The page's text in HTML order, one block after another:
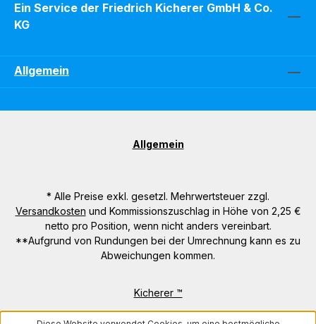
Ein Service der Friedrich Kicherer GmbH & Co.
KG
Allgemein
Allgemein
* Alle Preise exkl. gesetzl. Mehrwertsteuer zzgl.
Versandkosten und Kommissionszuschlag in Höhe von 2,25 €
netto pro Position, wenn nicht anders vereinbart.
**Aufgrund von Rundungen bei der Umrechnung kann es zu
Abweichungen kommen.
Kicherer ™